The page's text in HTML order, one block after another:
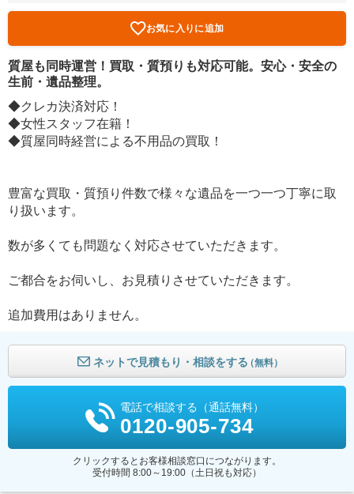
お気に入りに追加
質屋も同時運営！買取・質預りも対応可能。安心・安全の
生前・遺品整理。
◆クレカ決済対応！
◆女性スタッフ在籍！
◆質屋同時経営による不用品の買取！
豊富な買取・質預り件数で様々な遺品を一つ一つ丁寧に取
り扱います。
数が多くても問題なく対応させていただきます。
ご都合をお伺いし、お見積りさせていただきます。
追加費用はありません。
ネットで見積もり・相談をする（無料）
電話で相談する（通話無料）
0120-905-734
クリックするとお客様相談窓口につながります。
受付時間 8:00～19:00（土日祝も対応）